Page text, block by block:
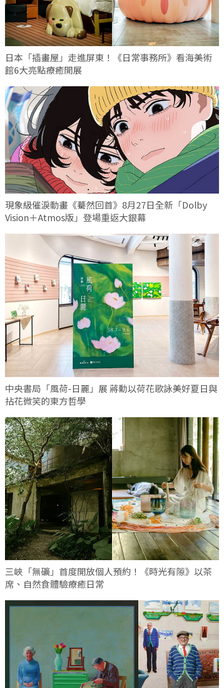
日本「插畫屋」走進屏東！《日常事務所》看海美術
館6大亮點療癒開展
現象級催淚動畫《驀然回首》8月27日全新「Dolby
Vision＋Atmos版」登場重返大銀幕
中央書局「風荷-日麗」展 蔣勳以荷花歌詠美好夏日與
拈花微笑的東方哲學
三峽「無礦」首度開放個人預約！《時光有隙》以茶
席、自然食體驗療癒日常